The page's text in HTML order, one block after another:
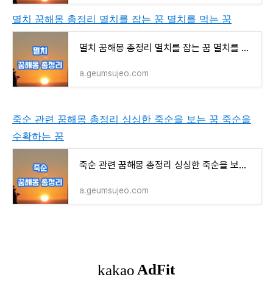
멸치 꿈해몽 총정리 멸치를 잡는 꿈 멸치를 먹는 꿈
멸치 꿈해몽 총정리 멸치를 잡는 꿈 멸치를 먹는 꿈
a.geumsujeo.com
죽순 관련 꿈해몽 총정리 싱싱한 죽순을 보는 꿈 죽순을
수확하는 꿈
죽순 관련 꿈해몽 총정리 싱싱한 죽순을 보는 꿈 죽순을 수확하는 꿈
a.geumsujeo.com